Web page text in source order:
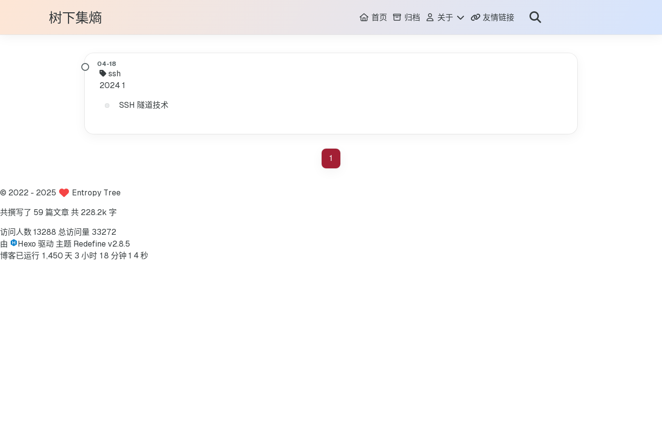
树下集熵 首页 归档
关于
友情链接
ssh
2024 1
SSH 隧道技术
1
© 2022 - 2025 Entropy Tree
共撰写了 59 篇文章 共 228.2k 字
访问人数 13288 总访问量 33272
由
Hexo 驱动 主题 Redefine v2.8.5
博客已运行 1 ,450 天 3 小时 1 8 分钟 1 4
5
秒